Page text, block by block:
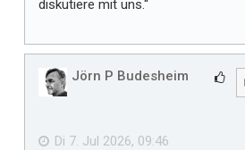
diskutiere mit uns.“
Jörn P Budesheim
Di 7. Jul 2026, 09:46